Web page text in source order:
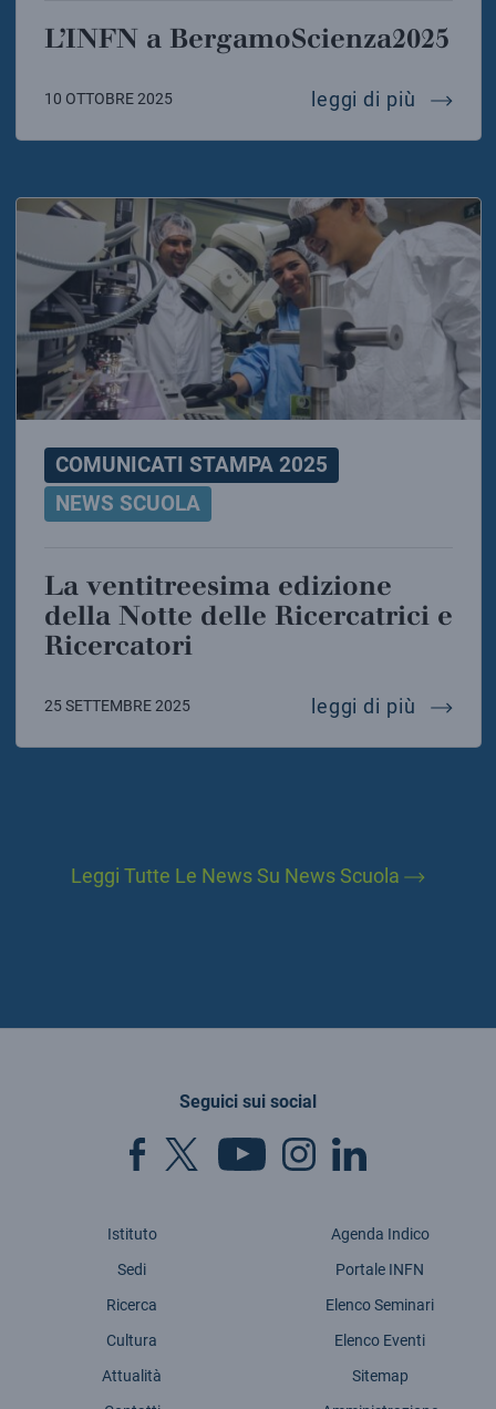
L’INFN a BergamoScienza2025
10 OTTOBRE 2025 leggi di più l’infn
COMUNICATI STAMPA 2025
NEWS SCUOLA
La ventitreesima edizione
della Notte delle Ricercatrici e
Ricercatori
25 SETTEMBRE 2025 leggi di più la
Leggi Tutte Le News Su News Scuola
Seguici sui social
Istituto
Sedi
Ricerca
Cultura
Attualità
Agenda Indico
Portale INFN
Elenco Seminari
Elenco Eventi
Sitemap